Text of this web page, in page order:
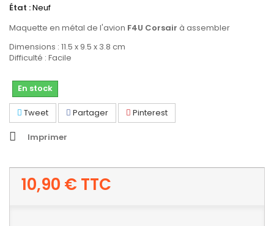
État :Neuf
Maquette en métal de l'avion F4U Corsair à assembler
Dimensions : 11.5 x 9.5 x 3.8 cm
Difficulté : Facile
En stock
Tweet Partager Pinterest
Imprimer
10,90 € TTC